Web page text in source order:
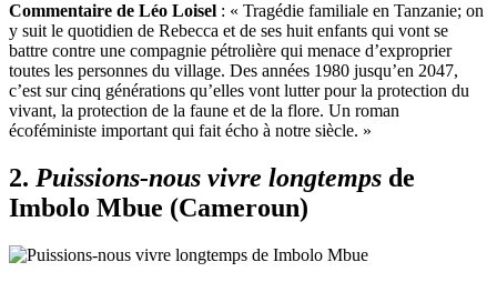
Commentaire de Léo Loisel : « Tragédie familiale en Tanzanie; on
y suit le quotidien de Rebecca et de ses huit enfants qui vont se
battre contre une compagnie pétrolière qui menace d’exproprier
toutes les personnes du village. Des années 1980 jusqu’en 2047,
c’est sur cinq générations qu’elles vont lutter pour la protection du
vivant, la protection de la faune et de la flore. Un roman
écoféministe important qui fait écho à notre siècle. »
2. Puissions-nous vivre longtemps de
Imbolo Mbue (Cameroun)